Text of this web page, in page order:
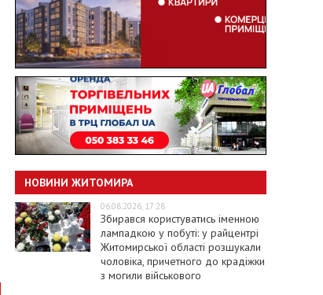
НОВИНИ ЖИТОМИРА
06.08.2026, 17:28
Збирався користуватись іменною
лампадкою у побуті: у райцентрі
Житомирської області розшукали
чоловіка, причетного до крадіжки
з могили військового